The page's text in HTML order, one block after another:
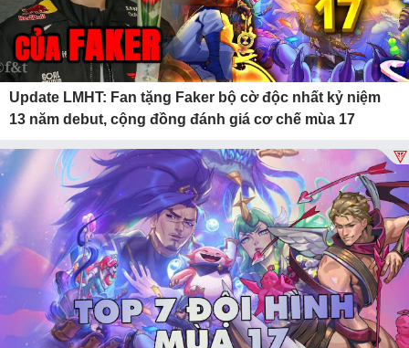
Update LMHT: Fan tặng Faker bộ cờ độc nhất kỷ niệm
13 năm debut, cộng đồng đánh giá cơ chế mùa 17